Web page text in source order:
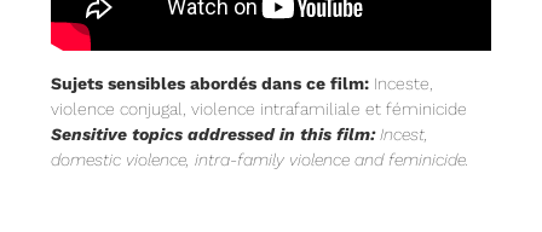
Sujets sensibles abordés dans ce film: Inceste,
violence conjugal, violence intrafamiliale et féminicide
Sensitive topics addressed in this film:Incest,
domestic violence, intra-family violence and feminicide.